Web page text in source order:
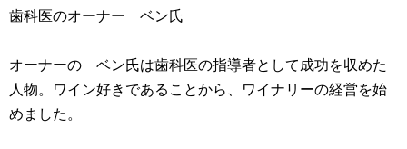
歯科医のオーナー ベン氏
オーナーの ベン氏は歯科医の指導者として成功を収めた
人物。ワイン好きであることから、ワイナリーの経営を始
めました。